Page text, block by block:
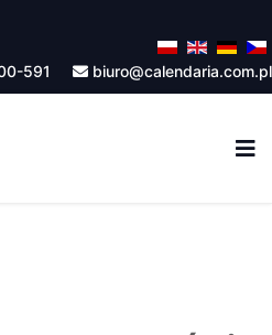
591 biuro@calendaria.com.pl